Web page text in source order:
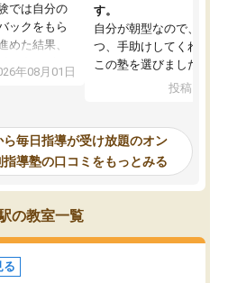
では自分の
ックをもら
めた結果、
に合わず不
。その経験
した。学習
やり方につ
いただけた
強を進める
ように勉強
している方
です。
年08月01日
す。
自分が朝型なので、自習
つ、手助けしてくれる設
この塾を選びました。
投稿日：
毎日指導が受け放題のオン
指導塾の口コミをもっとみる
の教室一覧
る